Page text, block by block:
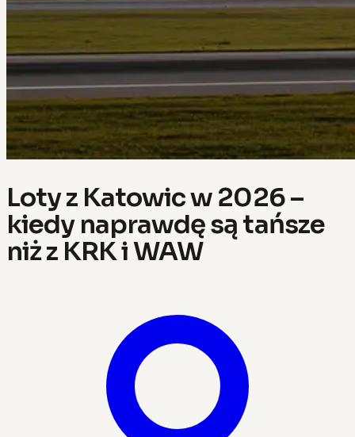
Loty z Katowic w 2026 –
kiedy naprawdę są tańsze
niż z KRK i WAW